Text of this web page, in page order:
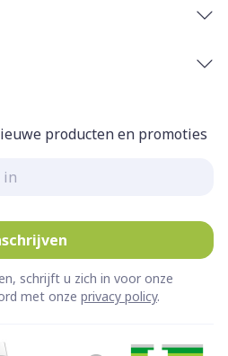
producten en promoties
schrijft u zich in voor onze
met onze privacy policy.